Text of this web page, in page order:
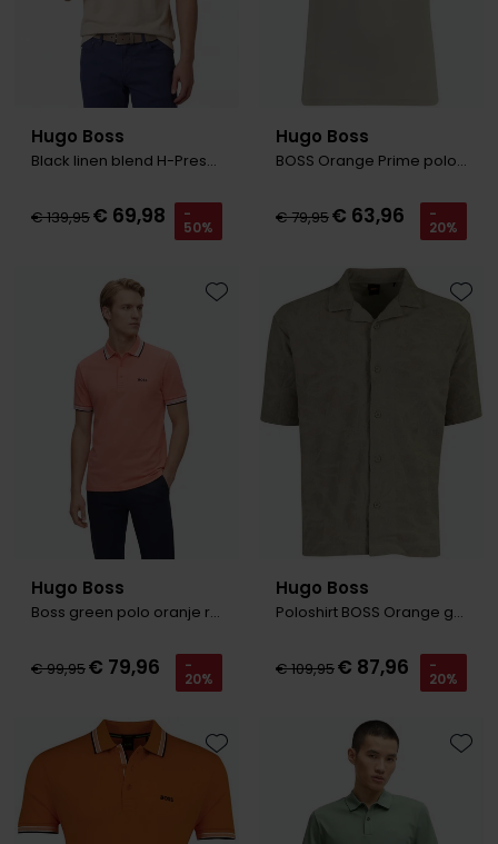
Hugo Boss
Black linen blend H-Press polo beige
€ 139,95€ 69,98 -
50%
Hugo Boss
BOSS Orange Prime poloshirt grijs
€ 79,95€ 63,96 -
20%
Hugo Boss
Boss green polo oranje regular fit
€ 99,95€ 79,96 -
20%
Toevoegen aan favorieten
Hugo Boss
Poloshirt BOSS Orange grijs structuur
€ 109,95€ 87,96 -
20%
Toevoegen aan favorieten